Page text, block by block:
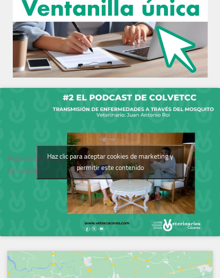
Podcast del Colegio
de Veterinarios
Haz clic para aceptar cookies de marketing y
permitir este contenido